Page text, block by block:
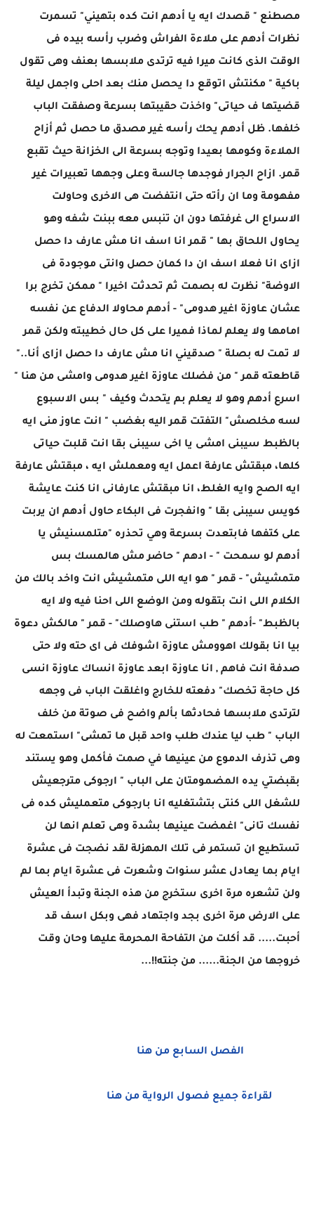
مصطنع " قصدك ايه يا أدهم انت كده بتهيني" تسمرت
نظرات أدهم على ملاءة الفراش وضرب رأسه بيده فى
الوقت الذى كانت ميرا فيه ترتدى ملابسها بعنف وهى تقول
باكية " مكنتش اتوقع دا يحصل منك بعد احلى واجمل ليلة
قضيتها ف حياتى" واخذت حقيبتها بسرعة وصفقت الباب
خلفها. ظل أدهم يحك رأسه غير مصدق ما حصل ثم أزاح
الملاءة وكومها بعيدا وتوجه بسرعة الى الخزانة حيث تقبع
قمر. ازاح الجرار فوجدها جالسة وعلى وجهها تعبيرات غير
مفهومة وما ان رأته حتى انتفضت هى الاخرى وحاولت
الاسراع الى غرفتها دون ان تنبس معه ببنت شفه وهو
يحاول اللحاق بها " قمر انا اسف انا مش عارف دا حصل
ازاى انا فعلا اسف ان دا كمان حصل وانتى موجودة فى
الاوضة" نظرت له بصمت ثم تحدثت اخيرا " ممكن تخرج برا
عشان عاوزة اغير هدومى" - أدهم محاولا الدفاع عن نفسه
امامها ولا يعلم لماذا فميرا على كل حال خطيبته ولكن قمر
لا تمت له بصلة " صدقيني انا مش عارف دا حصل ازاى أنا.."
قاطعته قمر " من فضلك عاوزة اغير هدومى وامشى من هنا "
اسرع أدهم وهو لا يعلم بم يتحدث وكيف " بس الاسبوع
لسه مخلصش" التفتت قمر اليه بغضب " انت عاوز منى ايه
بالظبط سيبنى امشى يا اخى سيبنى بقا انت قلبت حياتى
كلها، مبقتش عارفة اعمل ايه ومعملش ايه ، مبقتش عارفة
ايه الصح وايه الغلط، انا مبقتش عارفانى انا كنت عايشة
كويس سيبنى بقا " وانفجرت فى البكاء حاول أدهم ان يربت
على كتفها فابتعدت بسرعة وهي تحذره "متلمسنيش يا
أدهم لو سمحت " - ادهم " حاضر مش هالمسك بس
متمشيش" - قمر " هو ايه اللى متمشيش انت واخد بالك من
الكلام اللى انت بتقوله ومن الوضع اللى احنا فيه ولا ايه
بالظبط" -أدهم " طب استنى هاوصلك" - قمر " مالكش دعوة
بيا انا بقولك اهوومش عاوزة اشوفك فى اى حته ولا حتى
صدفة انت فاهم , انا عاوزة ابعد عاوزة انساك عاوزة انسى
كل حاجة تخصك" دفعته للخارج واغلقت الباب فى وجهه
لترتدى ملابسها فحادثها بألم واضح فى صوتة من خلف
الباب " طب ليا عندك طلب واحد قبل ما تمشى" استمعت له
وهى تذرف الدموع من عينيها في صمت فأكمل وهو يستند
بقبضتي يده المضمومتان على الباب " ارجوكى مترجعيش
للشغل اللى كنتى بتشتغليه انا بارجوكى متعمليش كده فى
نفسك تانى" اغمضت عينيها بشدة وهى تعلم انها لن
تستطيع ان تستمر فى تلك المهزلة لقد نضجت فى عشرة
ايام بما يعادل عشر سنوات وشعرت فى عشرة ايام بما لم
ولن تشعره مرة اخرى ستخرج من هذه الجنة وتبدأ العيش
على الارض مرة اخرى بجد واجتهاد فهى وبكل اسف قد
أحبت..... قد أكلت من التفاحة المحرمة عليها وحان وقت
خروجها من الجنة...... من جنته!!...
الفصل السابع من هنا
لقراءة جميع فصول الرواية من هنا